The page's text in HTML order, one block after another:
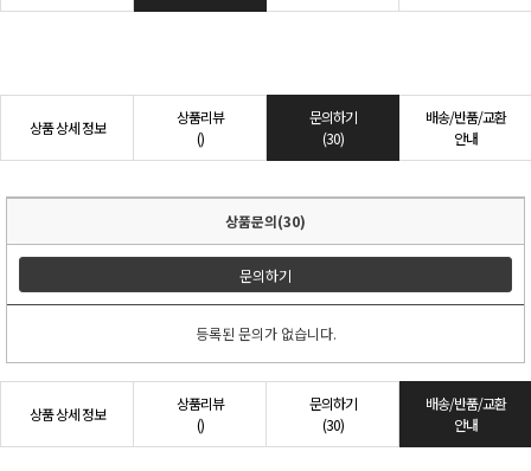
상품 상세 정보
상품리뷰
()
문의하기
(30)
배송/반품/교환
안내
상품문의(30)
문의하기
등록된 문의가 없습니다.
상품 상세 정보
상품리뷰
()
문의하기
(30)
배송/반품/교환
안내